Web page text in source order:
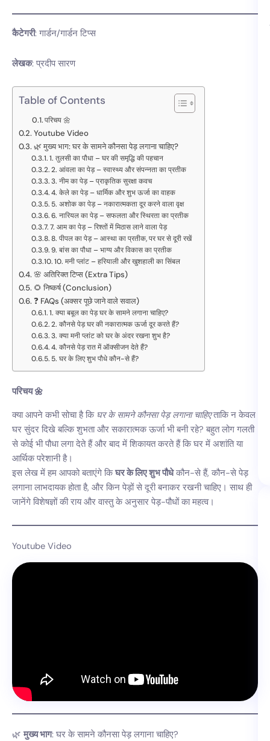
कैटेगरी: गार्डन/गार्डन टिप्स
लेखक: प्रदीप सारण
Table of Contents
परिचय 🌼
Youtube Video
🌿 मुख्य भाग: घर के सामने कौनसा पेड़ लगाना चाहिए?
1. तुलसी का पौधा – घर की समृद्धि की पहचान
2. आंवला का पेड़ – स्वास्थ्य और संपन्नता का प्रतीक
3. नीम का पेड़ – प्राकृतिक सुरक्षा कवच
4. केले का पेड़ – धार्मिक और शुभ ऊर्जा का वाहक
5. अशोक का पेड़ – नकारात्मकता दूर करने वाला वृक्ष
6. नारियल का पेड़ – सफलता और स्थिरता का प्रतीक
7. आम का पेड़ – रिश्तों में मिठास लाने वाला पेड़
8. पीपल का पेड़ – आस्था का प्रतीक, पर घर से दूरी रखें
9. बांस का पौधा – भाग्य और विकास का प्रतीक
10. मनी प्लांट – हरियाली और खुशहाली का सिंबल
🌸 अतिरिक्त टिप्स (Extra Tips)
🌻 निष्कर्ष (Conclusion)
❓ FAQs (अक्सर पूछे जाने वाले सवाल)
1. क्या बबूल का पेड़ घर के सामने लगाना चाहिए?
2. कौनसे पेड़ घर की नकारात्मक ऊर्जा दूर करते हैं?
3. क्या मनी प्लांट को घर के अंदर रखना शुभ है?
4. कौनसे पेड़ रात में ऑक्सीजन देते हैं?
5. घर के लिए शुभ पौधे कौन-से हैं?
परिचय 🌼
क्या आपने कभी सोचा है कि घर के सामने कौनसा पेड़ लगाना चाहिएताकि न केवल
घर सुंदर दिखे बल्कि शुभता और सकारात्मक ऊर्जा भी बनी रहे? बहुत लोग गलती
से कोई भी पौधा लगा देते हैं और बाद में शिकायत करते हैं कि घर में अशांति या
आर्थिक परेशानी है।
इस लेख में हम आपको बताएंगे किघर के लिए शुभ पौधेकौन-से हैं, कौन-से पेड़
लगाना लाभदायक होता है, और किन पेड़ों से दूरी बनाकर रखनी चाहिए। साथ ही
जानेंगे विशेषज्ञों की राय और वास्तु के अनुसार पेड़-पौधों का महत्व।
Youtube Video
🌿 मुख्य भाग: घर के सामने कौनसा पेड़ लगाना चाहिए?